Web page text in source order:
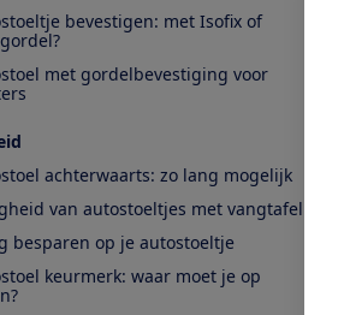
bevestigen: met Isofix of
met gordelbevestiging voor
achterwaarts: zo lang mogelijk
van autostoeltjes met vangtafel
besparen op je autostoeltje
keurmerk: waar moet je op